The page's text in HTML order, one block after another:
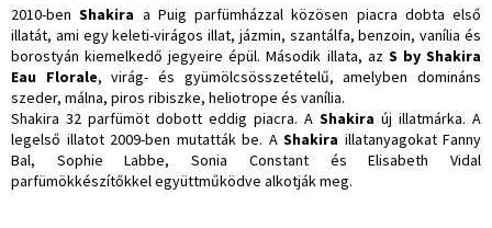
2010-benShakira a Puig parfümházzal közösen piacra dobta első
illatát, ami egy keleti-virágos illat, jázmin, szantálfa, benzoin, vanília és
borostyán kiemelkedő jegyeire épül. Második illata, az S by Shakira
Eau Florale, virág- és gyümölcsösszetételű, amelyben domináns
szeder, málna, piros ribiszke, heliotrope és vanília.
Shakira 32 parfümöt dobott eddig piacra. A Shakira új illatmárka. A
legelső illatot 2009-ben mutatták be. A Shakira illatanyagokat Fanny
Bal, Sophie Labbe, Sonia Constant és Elisabeth Vidal
parfümökkészítőkkel együttműködve alkotják meg.